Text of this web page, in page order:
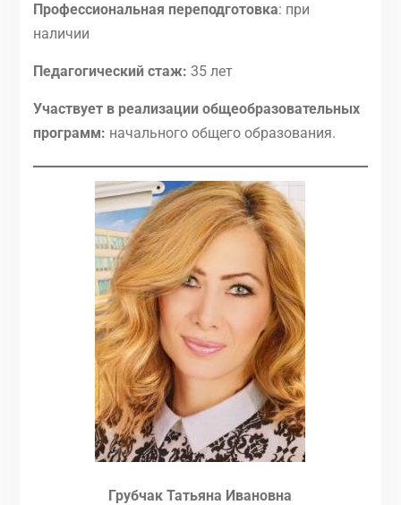
Профессиональная переподготовка: при
наличии
Педагогический стаж: 35 лет
Участвует в реализации общеобразовательных
программ: начального общего образования.
Грубчак Татьяна Ивановна